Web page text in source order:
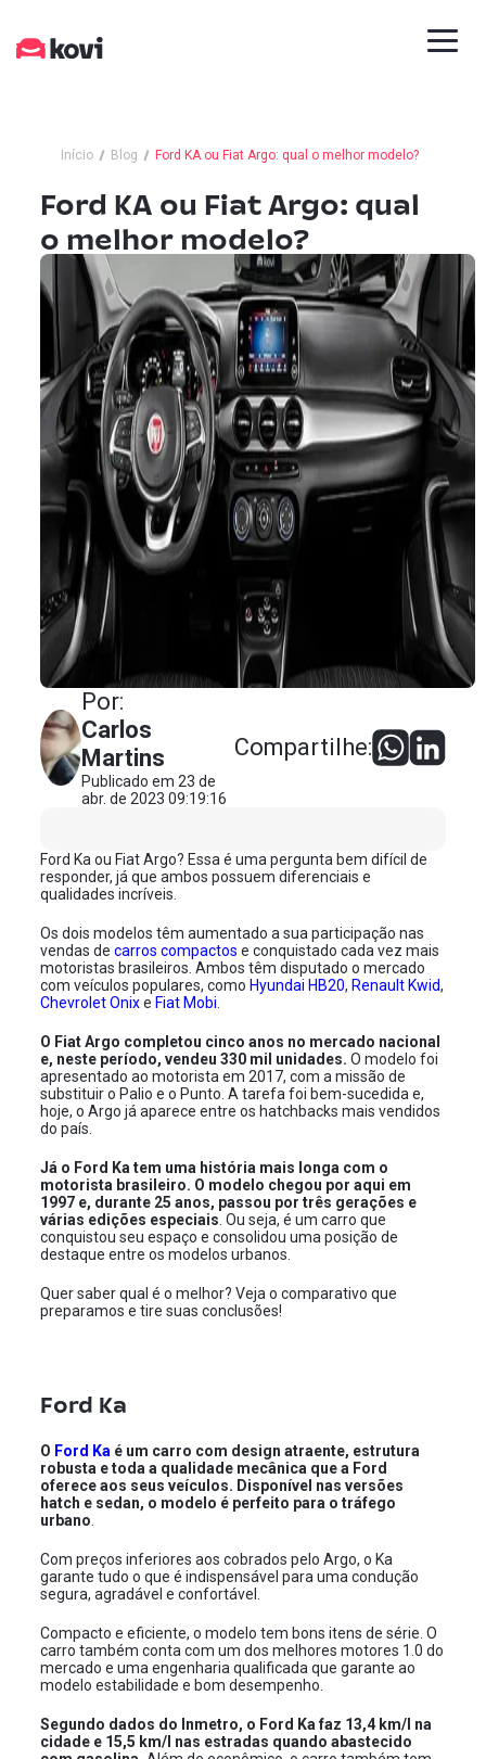
Início Blog Ford KA ou Fiat Argo: qual o melhor modelo?
Ford KA ou Fiat Argo: qual
o melhor modelo?
Por:
Carlos
Martins
Publicado em 23 de
abr. de 2023 09:19:16
Compartilhe:
Ford Ka ou Fiat Argo? Essa é uma pergunta bem difícil de
responder, já que ambos possuem diferenciais e
qualidades incríveis.
Os dois modelos têm aumentado a sua participação nas
vendas decarros compactos e conquistado cada vez mais
motoristas brasileiros. Ambos têm disputado o mercado
com veículos populares, como Hyundai HB20, Renault Kwid,
Chevrolet Onixe Fiat Mobi
O Fiat Argo completou cinco anos no mercado nacional
e, neste período, vendeu 330 mil unidades.O modelo foi
apresentado ao motorista em 2017, com a missão de
substituir o Palio e o Punto. A tarefa foi bem-sucedida e,
hoje, o Argo já aparece entre os hatchbacks mais vendidos
do país.
Já o Ford Ka tem uma história mais longa com o
motorista brasileiro. O modelo chegou por aqui em
1997 e, durante 25 anos, passou por três gerações e
várias edições especiais . Ou seja, é um carro que
conquistou seu espaço e consolidou uma posição de
destaque entre os modelos urbanos.
Quer saber qual é o melhor? Veja o comparativo que
preparamos e tire suas conclusões!
Ford Ka
O Ford Ka é um carro com design atraente, estrutura
robusta e toda a qualidade mecânica que a Ford
oferece aos seus veículos. Disponível nas versões
hatch e sedan, o modelo é perfeito para o tráfego
urbano
Com preços inferiores aos cobrados pelo Argo, o Ka
garante tudo o que é indispensável para uma condução
segura, agradável e confortável.
Compacto e eficiente, o modelo tem bons itens de série. O
carro também conta com um dos melhores motores 1.0 do
mercado e uma engenharia qualificada que garante ao
modelo estabilidade e bom desempenho.
Segundo dados do Inmetro, o Ford Ka faz 13,4 km/l na
cidade e 15,5 km/l nas estradas quando abastecido